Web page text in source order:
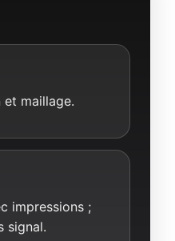
maillage.
impressions ;
signal.